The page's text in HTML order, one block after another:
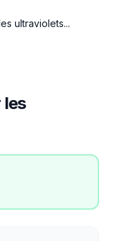
ultraviolets...
les